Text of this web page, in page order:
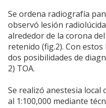
Se ordena radiografía
observó lesión
alrededor de la corona
retenido (fig.2). Con
dos posibilidades de
2) TOA.
Se realizó anestesia
al 1:100,000 mediante